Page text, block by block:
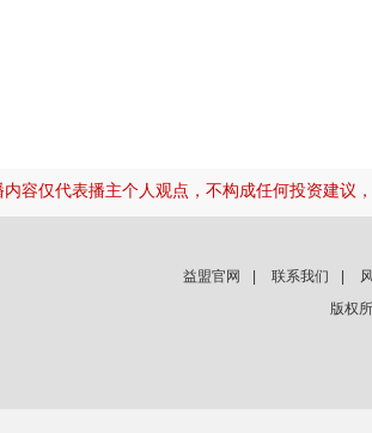
内容仅代表播主个人观点，不构成任何投资建议
益盟官网 联系我们
版权